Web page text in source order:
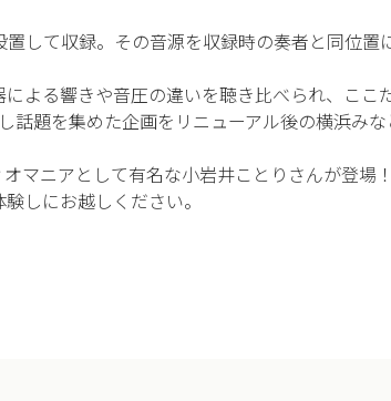
して収録。その音源を収録時の奏者と同位置
る響きや音圧の違いを聴き比べられ、ここ
話題を集めた企画をリニューアル後の横浜み
マニアとして有名な小岩井ことりさんが登場！
しにお越しください。